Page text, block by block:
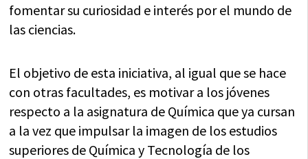
fomentar su curiosidad e interés por el mundo de
las ciencias.
El objetivo de esta iniciativa, al igual que se hace
con otras facultades, es motivar a los jóvenes
respecto a la asignatura de Química que ya cursan
a la vez que impulsar la imagen de los estudios
superiores de Química y Tecnología de los